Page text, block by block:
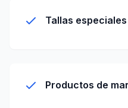
Tallas especiales
Productos de